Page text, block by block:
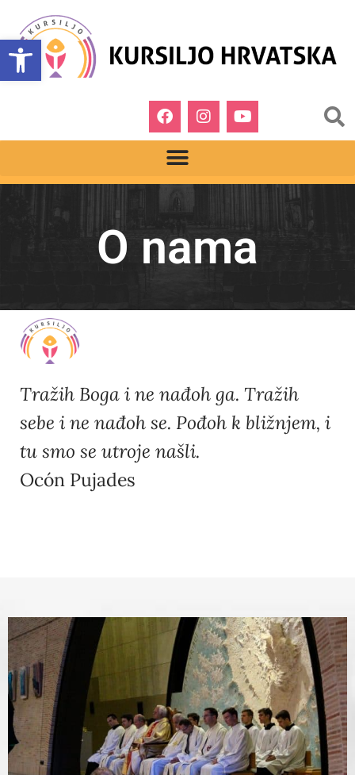
Open toolbar
O nama
Tražih Boga i ne nađoh ga. Tražih
sebe i ne nađoh se. Pođoh k bližnjem, i
tu smo se utroje našli.
Ocón Pujades